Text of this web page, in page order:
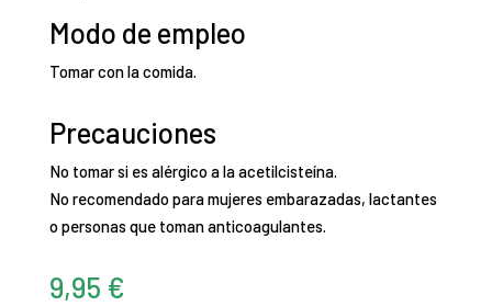
Modo de empleo
Tomar con la comida.
Precauciones
No tomar si es alérgico a la acetilcisteína.
No recomendado para mujeres embarazadas, lactantes
o personas que toman anticoagulantes.
9,95 €